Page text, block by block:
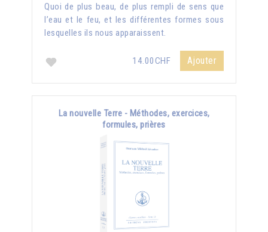
Quoi de plus beau, de plus rempli de sens que
l’eau et le feu, et les différentes formes sous
lesquelles ils nous apparaissent.
14.00CHF Ajouter
La nouvelle Terre - Méthodes, exercices,
formules, prières